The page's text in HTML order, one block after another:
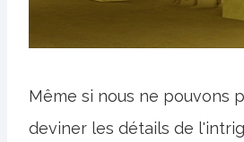
Même si nous ne pouvons
deviner les détails de